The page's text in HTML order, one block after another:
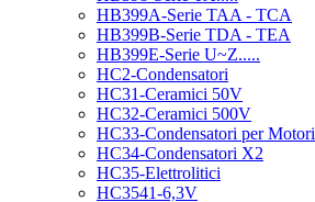
HB399A-Serie TAA - TCA
HB399B-Serie TDA - TEA
HB399E-Serie U~Z.....
HC2-Condensatori
HC31-Ceramici 50V
HC32-Ceramici 500V
HC33-Condensatori per Motori
HC34-Condensatori X2
HC35-Elettrolitici
HC3541-6,3V